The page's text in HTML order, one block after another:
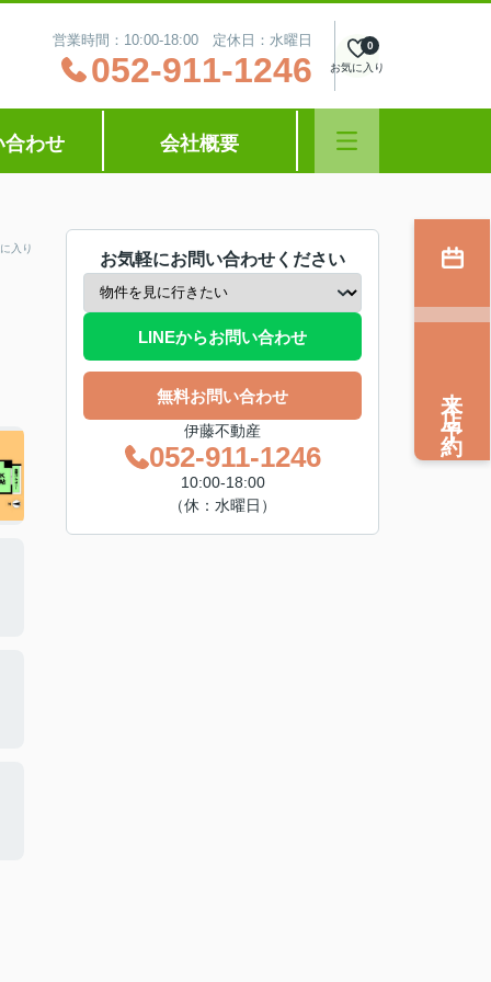
営業時間：10:00‐18:00 定休日：水曜日
052-911-1246 お気に入り
0
合わせ 会社概要
入り
お気軽にお問い合わせください
LINEからお問い合わせ
無料お問い合わせ
伊藤不動産
052-911-1246
10:00‐18:00
（休：水曜日）
来店予約